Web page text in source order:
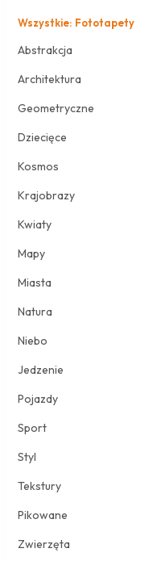
Wszystkie: Fototapety
Abstrakcja
Architektura
Geometryczne
Dziecięce
Kosmos
Krajobrazy
Kwiaty
Mapy
Miasta
Natura
Niebo
Jedzenie
Pojazdy
Sport
Styl
Tekstury
Pikowane
Zwierzęta